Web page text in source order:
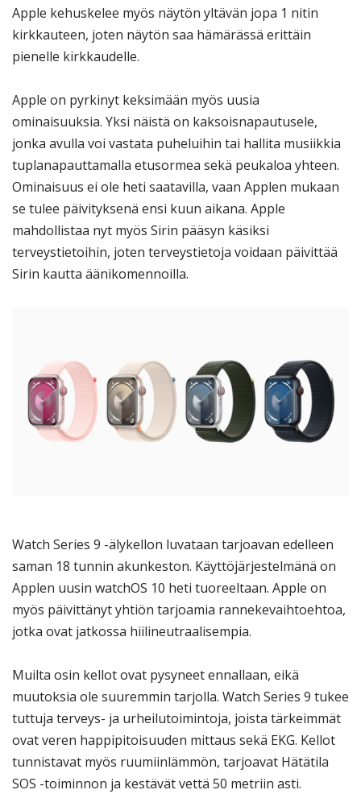
Apple kehuskelee myös näytön yltävän jopa 1 nitin
kirkkauteen, joten näytön saa hämärässä erittäin
pienelle kirkkaudelle.
Apple on pyrkinyt keksimään myös uusia
ominaisuuksia. Yksi näistä on kaksoisnapautusele,
jonka avulla voi vastata puheluihin tai hallita musiikkia
tuplanapauttamalla etusormea sekä peukaloa yhteen.
Ominaisuus ei ole heti saatavilla, vaan Applen mukaan
se tulee päivityksenä ensi kuun aikana. Apple
mahdollistaa nyt myös Sirin pääsyn käsiksi
terveystietoihin, joten terveystietoja voidaan päivittää
Sirin kautta äänikomennoilla.
Watch Series 9 -älykellon luvataan tarjoavan edelleen
saman 18 tunnin akunkeston. Käyttöjärjestelmänä on
Applen uusin watchOS 10 heti tuoreeltaan. Apple on
myös päivittänyt yhtiön tarjoamia rannekevaihtoehtoa,
jotka ovat jatkossa hiilineutraalisempia.
Muilta osin kellot ovat pysyneet ennallaan, eikä
muutoksia ole suuremmin tarjolla. Watch Series 9 tukee
tuttuja terveys- ja urheilutoimintoja, joista tärkeimmät
ovat veren happipitoisuuden mittaus sekä EKG. Kellot
tunnistavat myös ruumiinlämmön, tarjoavat Hätätila
SOS -toiminnon ja kestävät vettä 50 metriin asti.